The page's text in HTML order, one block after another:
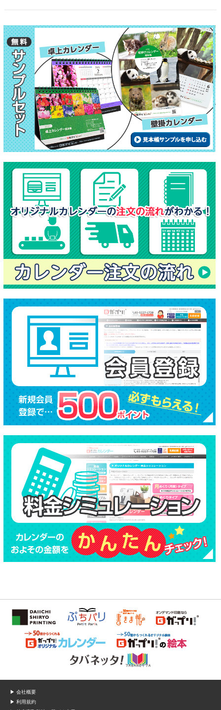
▶ 会社概要
▶ 利用規約